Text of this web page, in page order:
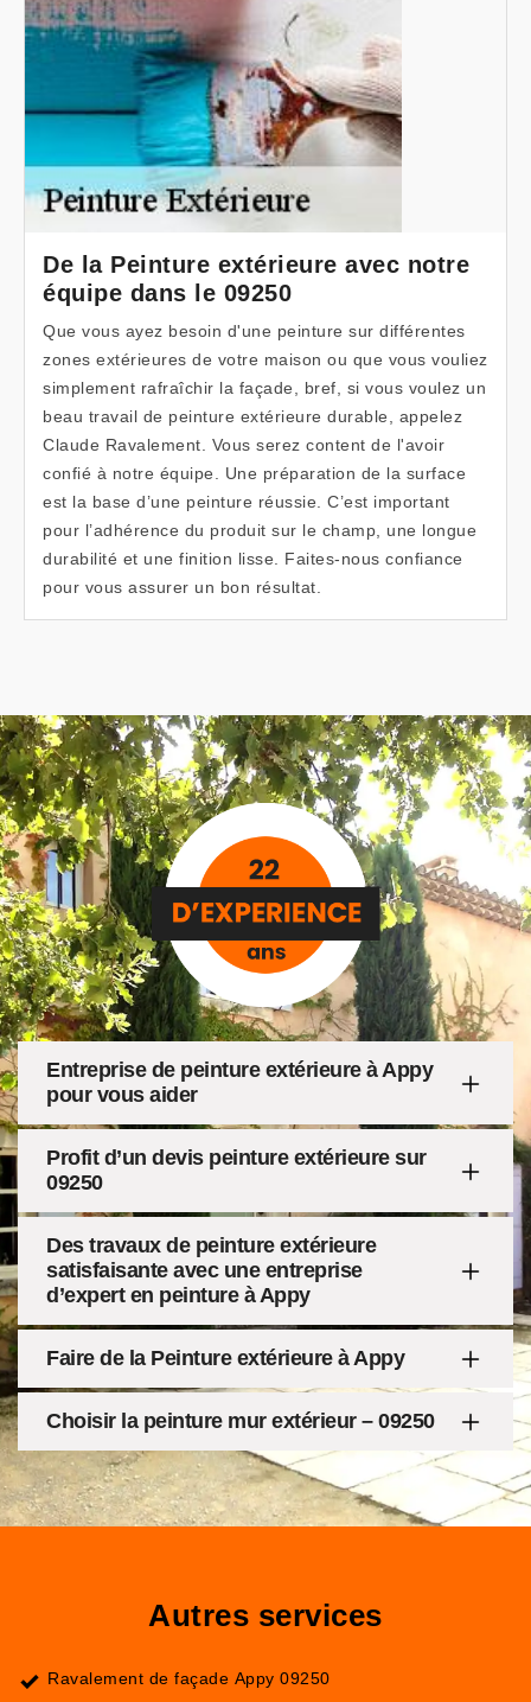
De la Peinture extérieure avec notre
équipe dans le 09250
Que vous ayez besoin d'une peinture sur différentes
zones extérieures de votre maison ou que vous vouliez
simplement rafraîchir la façade, bref, si vous voulez un
beau travail de peinture extérieure durable, appelez
Claude Ravalement. Vous serez content de l'avoir
confié à notre équipe. Une préparation de la surface
est la base d’une peinture réussie. C’est important
pour l’adhérence du produit sur le champ, une longue
durabilité et une finition lisse. Faites-nous confiance
pour vous assurer un bon résultat.
Entreprise de peinture extérieure à Appy
pour vous aider
Profit d’un devis peinture extérieure sur
09250
Des travaux de peinture extérieure
satisfaisante avec une entreprise
d’expert en peinture à Appy
Faire de la Peinture extérieure à Appy
Choisir la peinture mur extérieur – 09250
Autres services
Ravalement de façade Appy 09250